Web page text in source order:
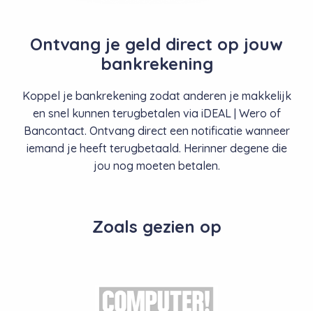
Ontvang je geld direct op jouw
bankrekening
Koppel je bankrekening zodat anderen je makkelijk
en snel kunnen terugbetalen via iDEAL | Wero of
Bancontact. Ontvang direct een notificatie wanneer
iemand je heeft terugbetaald. Herinner degene die
jou nog moeten betalen.
Zoals gezien op